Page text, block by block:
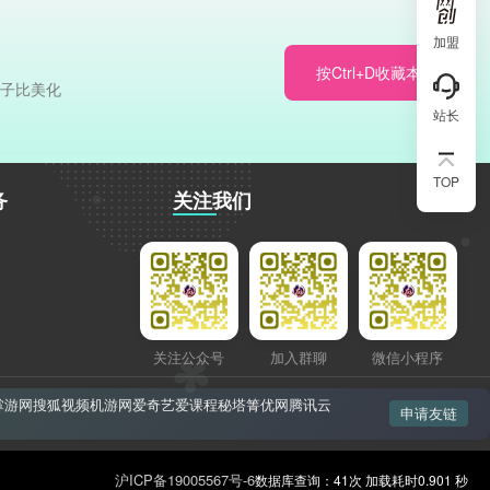
按Ctrl+D收藏本站
比美化
关注我们
关注公众号 加入群聊 微信小程序
游网搜狐视频机游网爱奇艺爱课程秘塔箐优网腾讯云 申请友链
沪ICP备19005567号-6数据库查询：41次 加载耗时0.901 秒
加盟
站长
TOP